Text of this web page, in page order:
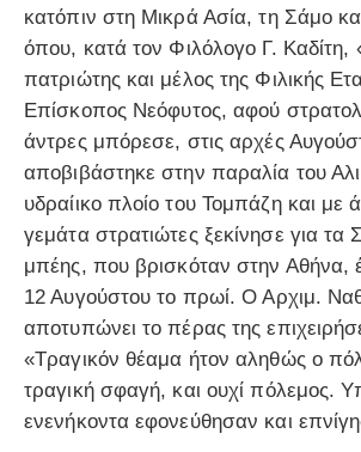
κατόπιν στη Μικρά Ασία, τη Σάμο
όπου, κατά τον Φιλόλογο Γ. Καδίτη,
πατριώτης και μέλος της Φιλικής
Επίσκοπος Νεόφυτος, αφού
άντρες μπόρεσε, στις αρχές
αποβιβάστηκε στην παραλία του
υδραίικο πλοίο του Τομπάζη και με
γεμάτα στρατιώτες ξεκίνησε για
μπέης, που βρισκόταν στην Αθήνα,
12 Αυγούστου το πρωί. Ο Αρχιμ.
αποτυπώνει το πέρας της
«Τραγικόν θέαμα ήτον αληθώς ο
τραγική σφαγή, και ουχί πόλεμος.
ενενήκοντα εφονεύθησαν και